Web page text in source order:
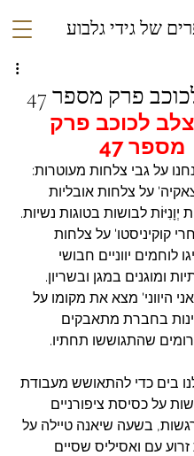
של גידי גלבוע
פרק מספר 47
לכוכב פרק
מספר 47
על גבי צלחות מעוטרות:
על צלחות אובליות
יְוָנִיּוֹת לבושות בטוגות נשיות.
קוקיניסטו' על צלחות
לוחמים יווניים חבושי
ומוגנים במגן ובשריון.
היווני' מצא את מקומו על
בחברת מתאבקים
שהתגוששו תחתיו.
בים כדי להתאושש מעבודת
על כסיסת ציפורניים
בשעה שיאנה טיילה על
עם ואסיליס שסיים